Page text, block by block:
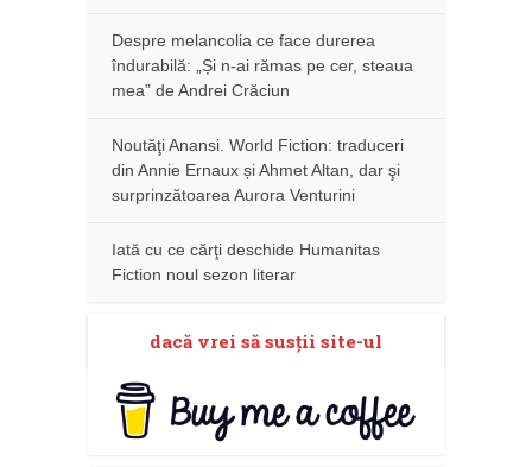
Despre melancolia ce face durerea
îndurabilă: „Și n-ai rămas pe cer, steaua
mea” de Andrei Crăciun
Noutăţi Anansi. World Fiction: traduceri
din Annie Ernaux și Ahmet Altan, dar şi
surprinzătoarea Aurora Venturini
Iată cu ce cărţi deschide Humanitas
Fiction noul sezon literar
dacă vrei să susţii site-ul